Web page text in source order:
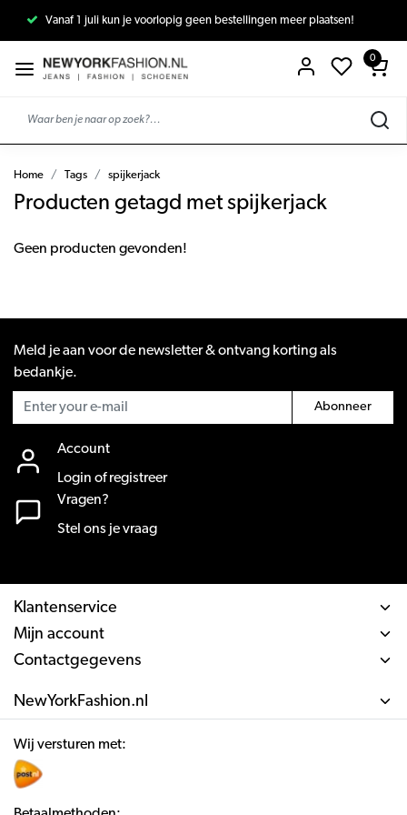
Vanaf 1 juli kun je voorlopig geen bestellingen meer plaatsen!
0
Home Tags spijkerjack
Producten getagd met spijkerjack
Geen producten gevonden!
Meld je aan voor de newsletter & ontvang korting als
bedankje.
Abonneer
Account
Login of registreer
Vragen?
Stel ons je vraag
Klantenservice
Mijn account
Contactgegevens
NewYorkFashion.nl
Wij versturen met: